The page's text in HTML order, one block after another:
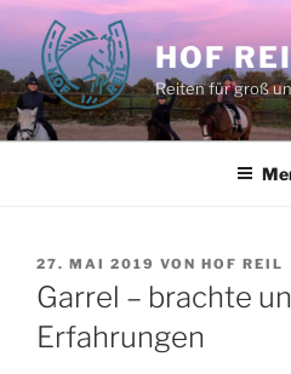
Zum
Inhalt
springen
HOF
Reiten für groß
VERÖFFENTLICHT
AM
27. MAI 2019 VON HOF REIL
Garrel – brachte
Erfahrungen